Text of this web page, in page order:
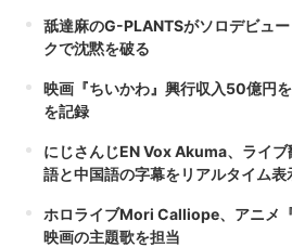
舐達麻のG-PLANTSがソロデビュ
クで沈黙を破る
映画『ちいかわ』興行収入50億円
を記録
にじさんじEN Vox Akuma、ライ
語と中国語の字幕をリアルタイム表
ホロライブMori Calliope、アニメ
映画の主題歌を担当